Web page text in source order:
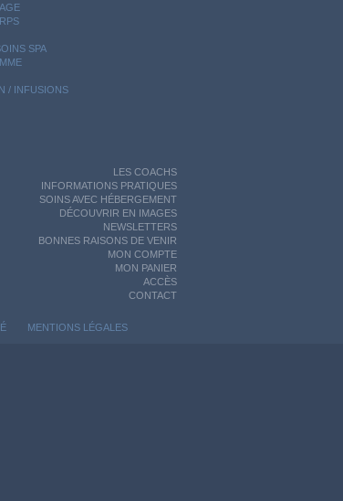
SPA
/ INFUSIONS
LES COACHS
INFORMATIONS PRATIQUES
SOINS AVEC HÉBERGEMENT
DÉCOUVRIR EN IMAGES
NEWSLETTERS
BONNES RAISONS DE VENIR
MON COMPTE
MON PANIER
ACCÈS
CONTACT
MENTIONS LÉGALES